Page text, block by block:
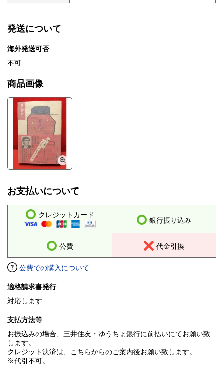
発送について
海外発送可否
不可
商品画像
お支払いについて
クレジットカード
銀行振り込み
公費 代金引換
公費での購入について
適格請求書発行
対応します
支払方法等
お振込みの場合、三井住友・ゆうちょ銀行に前払いにてお願い致
します。
クレジット決済は、こちらからのご案内後お願い致します。
※代引不可。